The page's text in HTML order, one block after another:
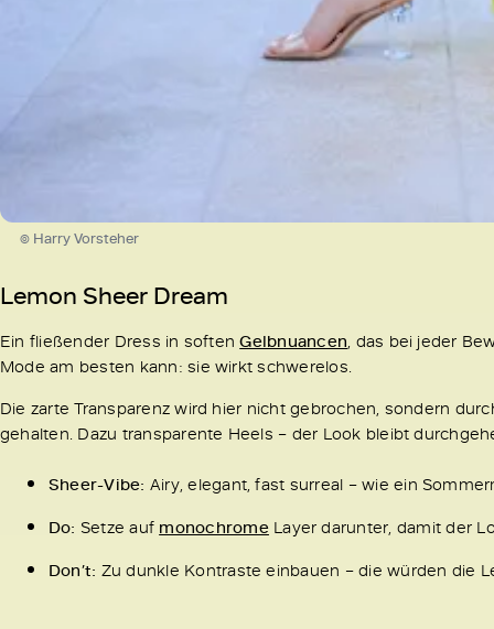
© Harry Vorsteher
Lemon Sheer Dream
Ein fließender Dress in softenGelbnuancen, das bei jeder
Mode am besten kann: sie wirkt schwerelos.
Die zarte Transparenz wird hier nicht gebrochen, sondern
gehalten. Dazu transparente Heels – der Look bleibt
Sheer-Vibe: Airy, elegant, fast surreal – wie ein
Do: Setze auf monochromeLayer darunter, damit der
Don’t: Zu dunkle Kontraste einbauen – die würden die